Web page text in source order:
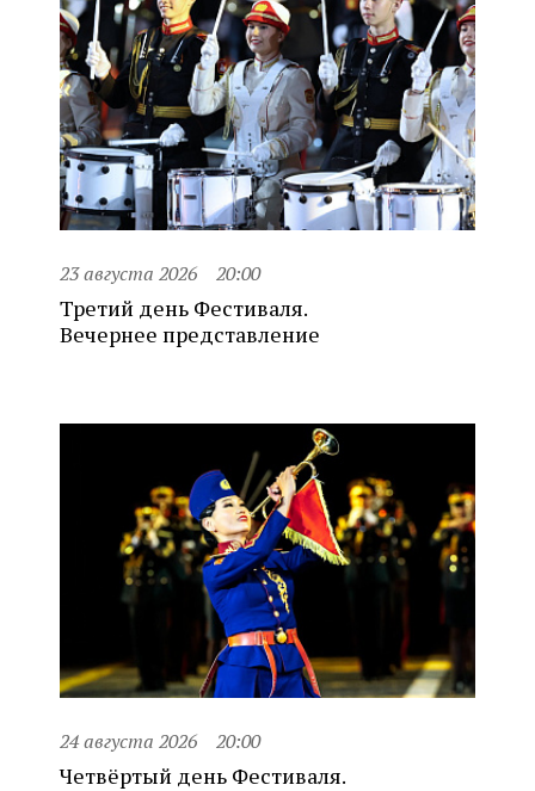
23 августа 2026 20:00
Третий день Фестиваля.
Вечернее представление
24 августа 2026 20:00
Четвёртый день Фестиваля.